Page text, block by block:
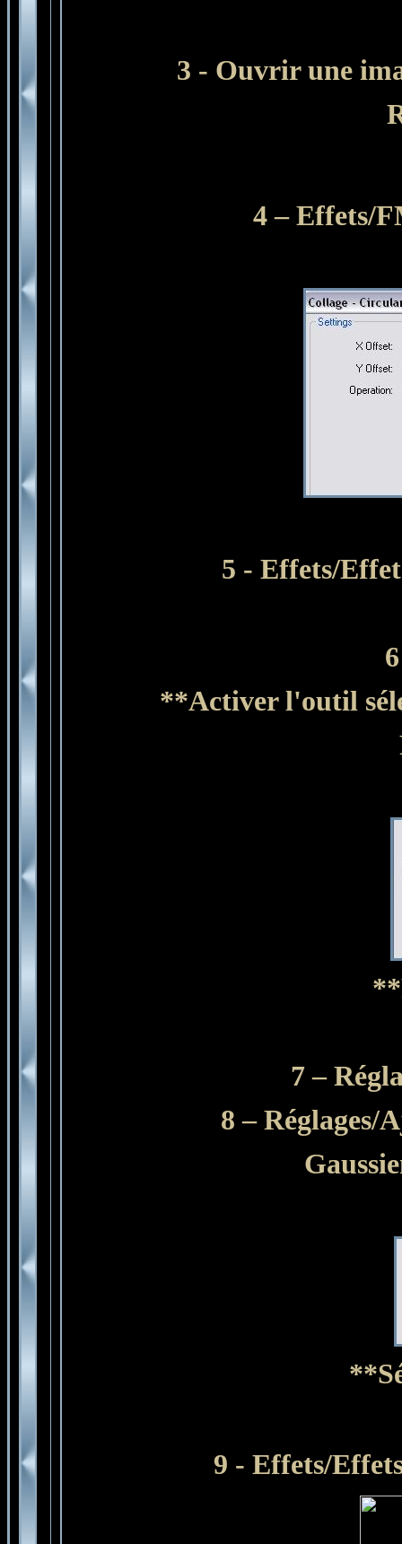
3 - Ouvrir une
4 – Effets/
5 - Effets/
**Activer l'outil
7 –
8 –
9 -Effets/